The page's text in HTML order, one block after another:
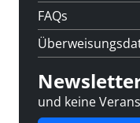
FAQs
und keine